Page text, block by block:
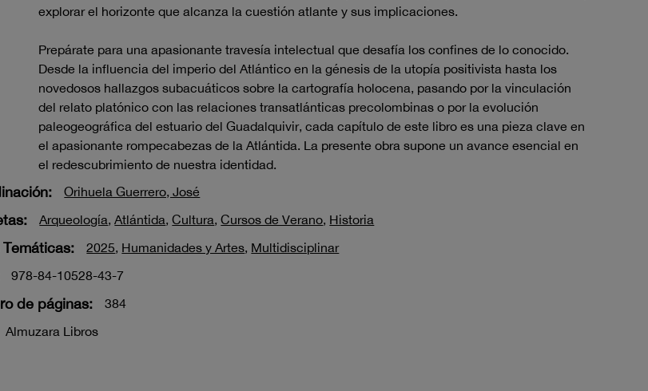
explorar el horizonte que alcanza la cuestión atlante y sus implicaciones.
Prepárate para una apasionante travesía intelectual que desafía los confines de lo conocido.
Desde la influencia del imperio del Atlántico en la génesis de la utopía positivista hasta los
novedosos hallazgos subacuáticos sobre la cartografía holocena, pasando por la vinculación
del relato platónico con las relaciones transatlánticas precolombinas o por la evolución
paleogeográfica del estuario del Guadalquivir, cada capítulo de este libro es una pieza clave en
el apasionante rompecabezas de la Atlántida. La presente obra supone un avance esencial en
el redescubrimiento de nuestra identidad.
Orihuela Guerrero, José
Arqueología,Atlántida,Cultura,Cursos de Verano, Historia
Temáticas: 2025, Humanidades y Artes, Multidisciplinar
978-84-10528-43-7
de páginas: 384
Almuzara Libros